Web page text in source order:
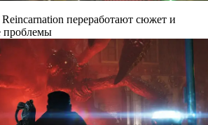
переработают сюжет и
проблемы